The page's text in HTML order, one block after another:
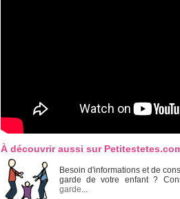
À découvrir aussi sur
Besoin d'informations et de
garde de votre enfant ?
garde...